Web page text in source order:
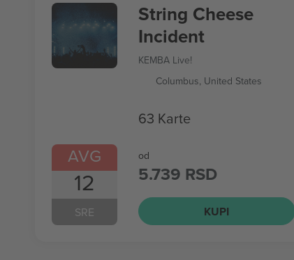
AVG
12
SRE
String Cheese
Incident
KEMBA Live!
Columbus, United States
63 Karte
od
5.739 RSD
KUPI